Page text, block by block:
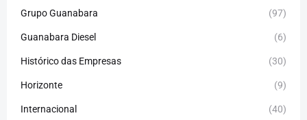
Grupo Guanabara (97)
Guanabara Diesel (6)
Histórico das Empresas (30)
Horizonte (9)
Internacional (40)